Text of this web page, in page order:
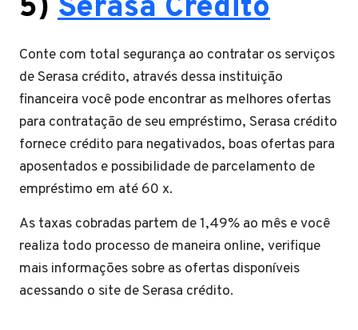
5) Serasa Crédito
Conte com total segurança ao contratar os serviços
de Serasa crédito, através dessa instituição
financeira você pode encontrar as melhores ofertas
para contratação de seu empréstimo, Serasa crédito
fornece crédito para negativados, boas ofertas para
aposentados e possibilidade de parcelamento de
empréstimo em até 60 x.
As taxas cobradas partem de 1,49% ao mês e você
realiza todo processo de maneira online, verifique
mais informações sobre as ofertas disponíveis
acessando o site de Serasa crédito.